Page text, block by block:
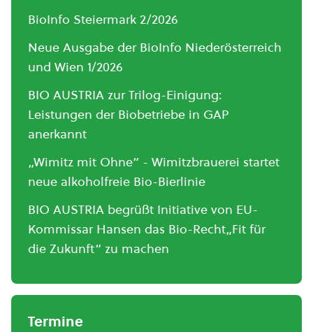
BioInfo Steiermark 2/2026
Neue Ausgabe der BioInfo Niederösterreich
und Wien 1/2026
BIO AUSTRIA zur Trilog-Einigung:
Leistungen der Biobetriebe in GAP
anerkannt
„Wimitz mit Ohne“ - Wimitzbrauerei startet
neue alkoholfreie Bio-Bierlinie
BIO AUSTRIA begrüßt Initiative von EU-
Kommissar Hansen das Bio-Recht„Fit für
die Zukunft“ zu machen
Termine